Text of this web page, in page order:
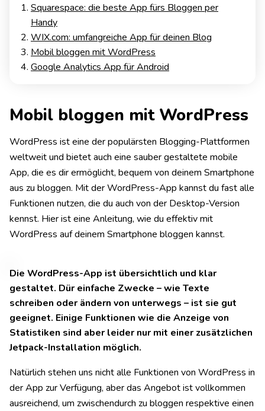
Squarespace: die beste App fürs Bloggen per
Handy
WIX.com: umfangreiche App für deinen Blog
Mobil bloggen mit WordPress
Google Analytics App für Android
Mobil bloggen mit WordPress
WordPress ist eine der populärsten Blogging-Plattformen
weltweit und bietet auch eine sauber gestaltete mobile
App, die es dir ermöglicht, bequem von deinem Smartphone
aus zu bloggen. Mit der WordPress-App kannst du fast alle
Funktionen nutzen, die du auch von der Desktop-Version
kennst. Hier ist eine Anleitung, wie du effektiv mit
WordPress auf deinem Smartphone bloggen kannst.
Die WordPress-App ist übersichtlich und klar
gestaltet. Dür einfache Zwecke – wie Texte
schreiben oder ändern von unterwegs – ist sie gut
geeignet. Einige Funktionen wie die Anzeige von
Statistiken sind aber leider nur mit einer zusätzlichen
Jetpack-Installation möglich.
Natürlich stehen uns nicht alle Funktionen von WordPress in
der App zur Verfügung, aber das Angebot ist vollkommen
ausreichend, um zwischendurch zu bloggen respektive einen